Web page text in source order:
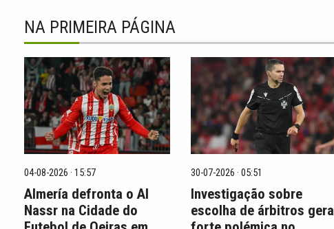
NA PRIMEIRA PÁGINA
04-08-2026 · 15:57
Almería defronta o Al
Nassr na Cidade do
30-07-2026 · 05:51
Investigação sobre
escolha de árbitros gera